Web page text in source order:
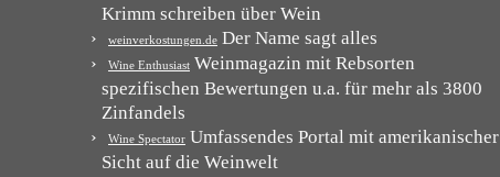
Krimm schreiben über Wein
weinverkostungen.de Der Name sagt alles
Wine Enthusiast Weinmagazin mit Rebsorten
spezifischen Bewertungen u.a. für mehr als 3800
Zinfandels
Wine Spectator Umfassendes Portal mit amerikanischer
Sicht auf die Weinwelt